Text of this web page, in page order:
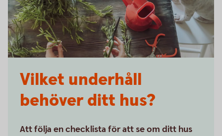
Vilket underhåll
behöver ditt hus?
Att följa en checklista för att se om ditt hus